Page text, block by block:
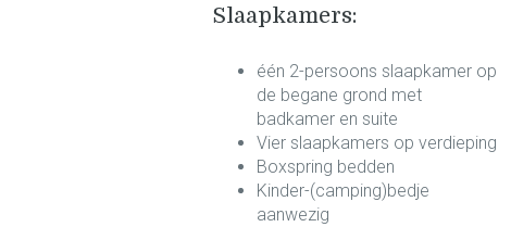
Slaapkamers:
één 2-persoons slaapkamer op
de begane grond met
badkamer en suite
Vier slaapkamers op verdieping
Boxspring bedden
Kinder-(camping)bedje
aanwezig